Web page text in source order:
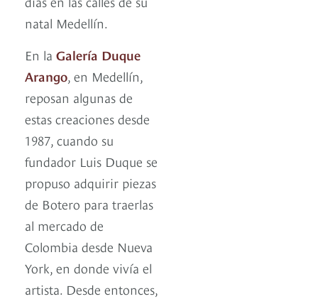
natal Medellín.
En la Galería Duque
Arango, en Medellín,
reposan algunas de
estas creaciones desde
1987, cuando su
fundador Luis Duque se
propuso adquirir piezas
de Botero para traerlas
al mercado de
Colombia desde Nueva
York, en donde vivía el
artista. Desde entonces,